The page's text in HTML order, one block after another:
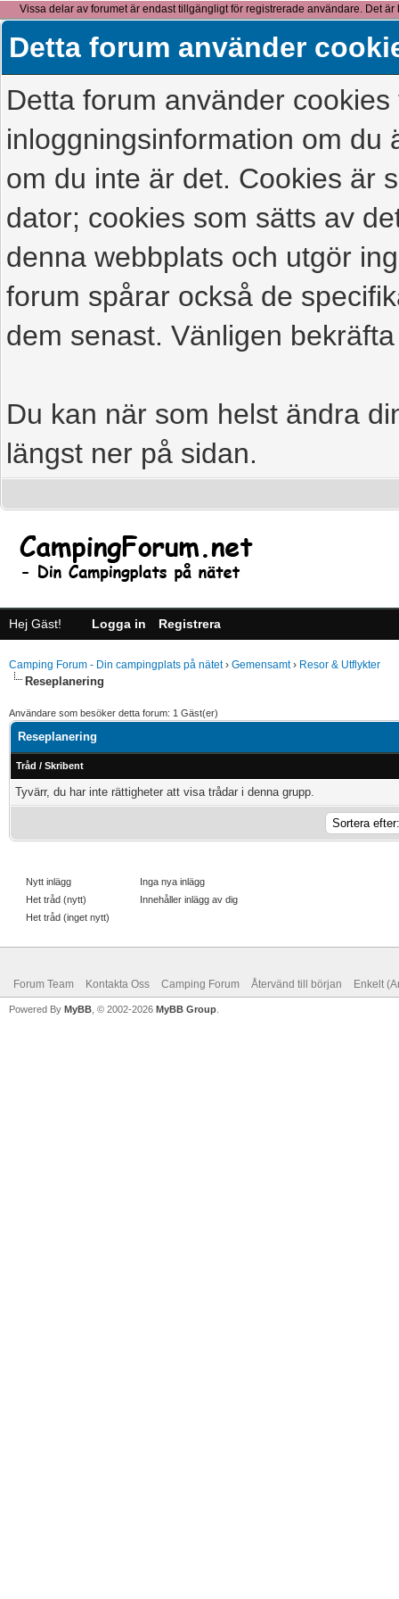
Vissa delar av forumet är endast tillgängligt för registrerade användare. Det
detta meddelande.
Detta forum använder
Detta forum använder
inloggningsinformation om du
om du inte är det. Cookies är
dator; cookies som sätts av
denna webbplats och utgör
forum spårar också de
dem senast. Vänligen
Du kan när som helst ändra
längst ner på sidan.
Hej Gäst! Logga in Registrera
Camping Forum - Din campingplats på nätet› Gemensamt› Resor & Utflykter
Reseplanering
Användare som besöker detta forum: 1 Gäst(er)
Reseplanering
Tråd / Skribent
Tyvärr, du har inte rättigheter att visa trådar i denna grupp.
Nytt inlägg
Het tråd (nytt)
Het tråd (inget nytt)
Inga nya inlägg
Innehåller inlägg av dig
Forum Team Kontakta Oss Camping Forum Återvänd till början Enkelt
Powered By MyBB , © 2002-2026 MyBB Group